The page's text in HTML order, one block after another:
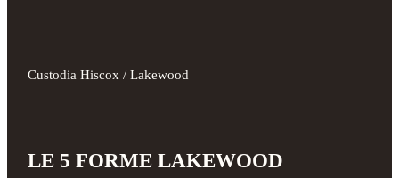
Custodia Hiscox / Lakewood
LE 5 FORME LAKEWOOD